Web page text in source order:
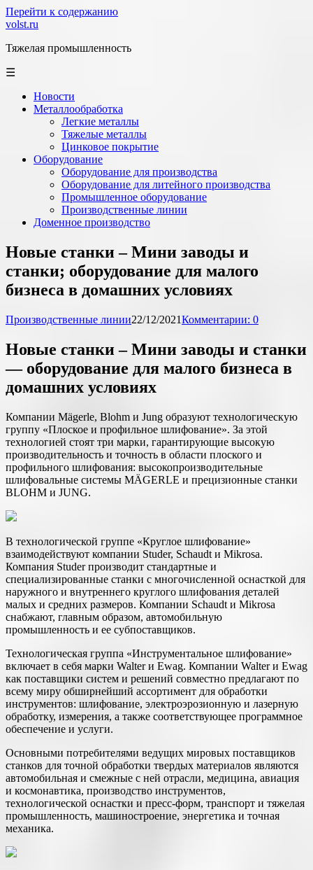
Перейти к содержанию
volst.ru
Тяжелая промышленность
☰
Новости
Металлообработка
Легкие металлы
Тяжелые металлы
Цинковое покрытие
Оборудование
Оборудование для производства
Оборудование для литейного производства
Промышленное оборудование
Производственные линии
Доменное производство
Новые станки – Мини заводы и
станки; оборудование для малого
бизнеса в домашних условиях
Производственные линии22/12/2021Комментарии: 0
Новые станки – Мини заводы и станки
— оборудование для малого бизнеса в
домашних условиях
Компании Mägerle, Blohm и Jung образуют технологическую
группу «Плоское и профильное шлифование». За этой
технологией стоят три марки, гарантирующие высокую
производительность и точность в области плоского и
профильного шлифования: высокопроизводительные
шлифовальные системы MÄGERLE и прецизионные станки
BLOHM и JUNG.
В технологической группе «Круглое шлифование»
взаимодействуют компании Studer, Schaudt и Mikrosa.
Компания Studer производит стандартные и
специализированные станки с многочисленной оснасткой для
наружного и внутреннего круглого шлифования деталей
малых и средних размеров. Компании Schaudt и Mikrosa
снабжают, главным образом, автомобильную
промышленность и ее субпоставщиков.
Технологическая группа «Инструментальное шлифование»
включает в себя марки Walter и Ewag. Компании Walter и Ewag
как поставщики систем и решений совместно предлагают по
всему миру обширнейший ассортимент для обработки
инструментов: шлифование, электроэрозионную и лазерную
обработку, измерения, а также соответствующее программное
обеспечение и услуги.
Основными потребителями ведущих мировых поставщиков
станков для точной обработки твердых материалов являются
автомобильная и смежные с ней отрасли, медицина, авиация
и космонавтика, производство инструментов,
технологической оснастки и пресс-форм, транспорт и тяжелая
промышленность, машиностроение, энергетика и точная
механика.